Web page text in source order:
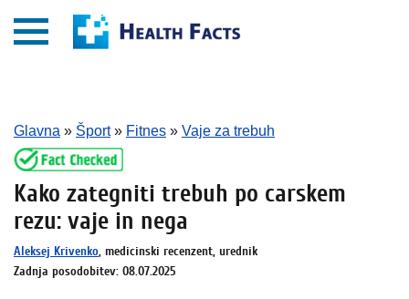
Glavna » Šport» Fitnes » Vaje za trebuh
Kako zategniti trebuh po carskem
rezu: vaje in nega
Aleksej Krivenko, medicinski recenzent, urednik
Zadnja posodobitev: 08.07.2025